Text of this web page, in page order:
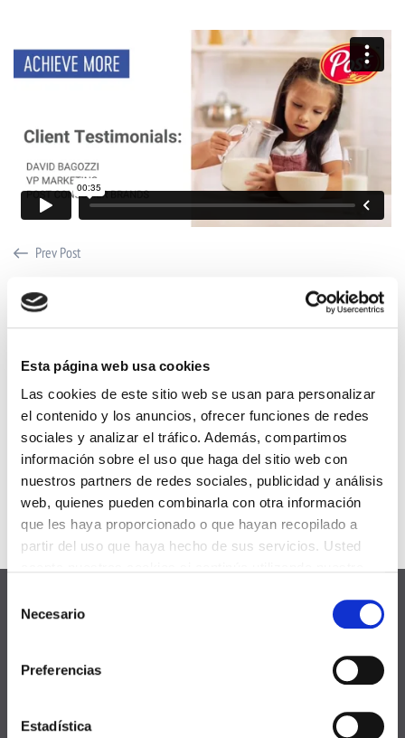
Esta página web usa cookies
Las cookies de este sitio web se usan para personalizar
el contenido y los anuncios, ofrecer funciones de redes
sociales y analizar el tráfico. Además, compartimos
información sobre el uso que haga del sitio web con
nuestros partners de redes sociales, publicidad y análisis
web, quienes pueden combinarla con otra información
que les haya proporcionado o que hayan recopilado a
partir del uso que haya hecho de sus servicios. Usted
Necesario
Preferencias
Estadística
Prev Post
Canadian Tire